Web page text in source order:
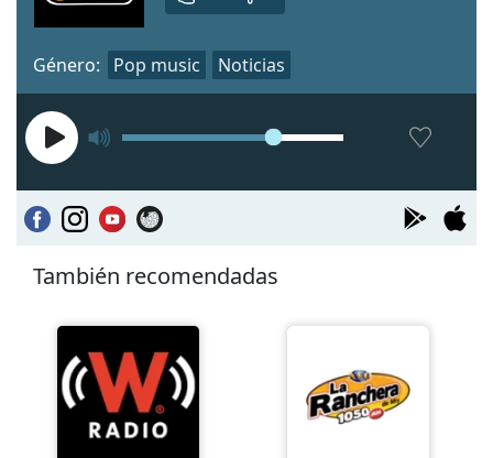
Género: Pop music Noticias
También recomendadas